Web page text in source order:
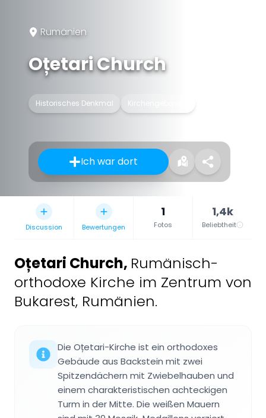
Rumänien
Oțetari Church
Historisches Denkmal Kirchengebäude
Ich war dort
Discussion Bewertungen
1
Fotos
1,4k
Beliebtheit
Oțetari Church, Rumänisch-
orthodoxe Kirche im Zentrum von
Bukarest, Rumänien.
Die Oțetari-Kirche ist ein orthodoxes
Gebäude aus Backstein mit zwei
Spitzendächern mit Zwiebelhauben und
einem charakteristischen achteckigen
Turm in der Mitte. Die weißen Mauern